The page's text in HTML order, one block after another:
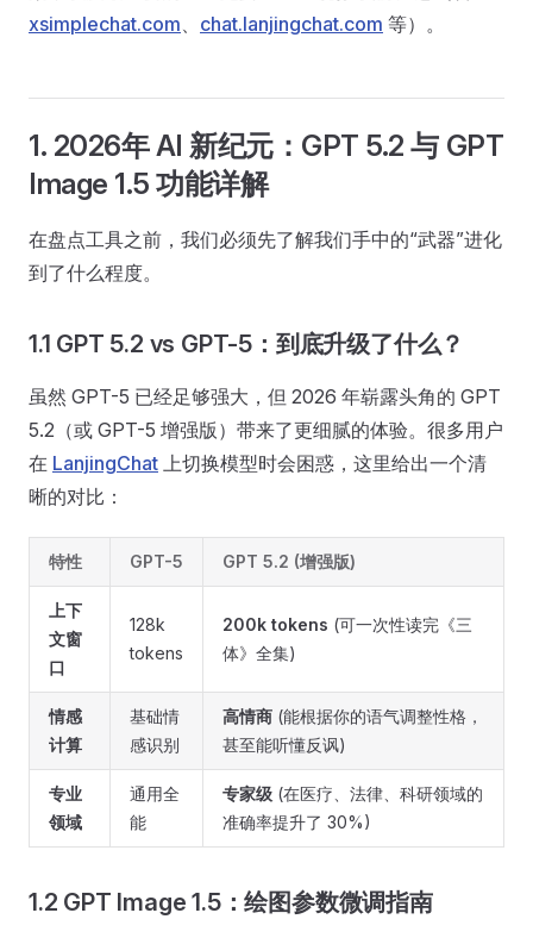
xsimplechat.com、 chat.lanjingchat.com 等）。
1. 2026年 AI 新纪元：GPT 5.2 与 GPT
Image 1.5 功能详解
在盘点工具之前，我们必须先了解我们手中的“武器”进化
到了什么程度。
1.1 GPT 5.2 vs GPT-5：到底升级了什么？
虽然 GPT-5 已经足够强大，但 2026 年崭露头角的 GPT
5.2（或 GPT-5 增强版）带来了更细腻的体验。很多用户
在 LanjingChat 上切换模型时会困惑，这里给出一个清
晰的对比：
特性 GPT-5 GPT 5.2 (增强版)
上下
文窗
口
128k
tokens
200k tokens (可一次性读完《三
体》全集)
情感
计算
基础情
感识别
高情商 (能根据你的语气调整性格，
甚至能听懂反讽)
专业
领域
通用全
能
专家级 (在医疗、法律、科研领域的
准确率提升了 30%)
1.2 GPT Image 1.5：绘图参数微调指南